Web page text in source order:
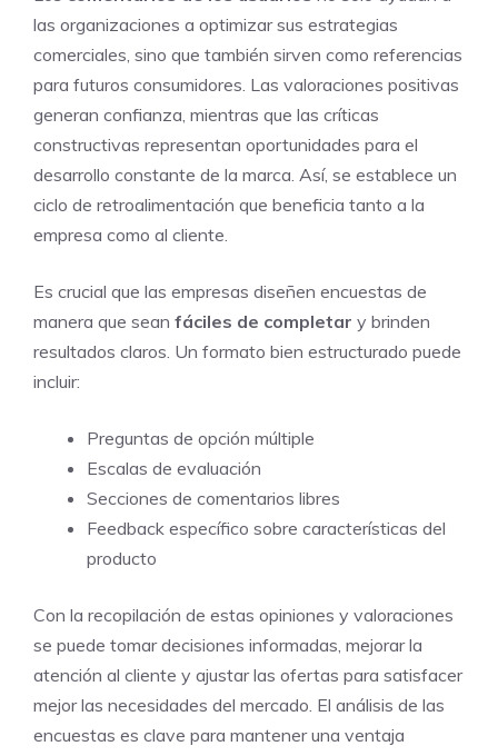
las organizaciones a optimizar sus estrategias
comerciales, sino que también sirven como referencias
para futuros consumidores. Las valoraciones positivas
generan confianza, mientras que las críticas
constructivas representan oportunidades para el
desarrollo constante de la marca. Así, se establece un
ciclo de retroalimentación que beneficia tanto a la
empresa como al cliente.
Es crucial que las empresas diseñen encuestas de
manera que sean fáciles de completar y brinden
resultados claros. Un formato bien estructurado puede
incluir:
Preguntas de opción múltiple
Escalas de evaluación
Secciones de comentarios libres
Feedback específico sobre características del
producto
Con la recopilación de estas opiniones y valoraciones
se puede tomar decisiones informadas, mejorar la
atención al cliente y ajustar las ofertas para satisfacer
mejor las necesidades del mercado. El análisis de las
encuestas es clave para mantener una ventaja